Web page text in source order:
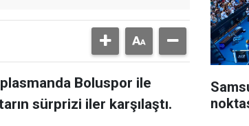
Boluspor ile
sürprizi iler karşılaştı.